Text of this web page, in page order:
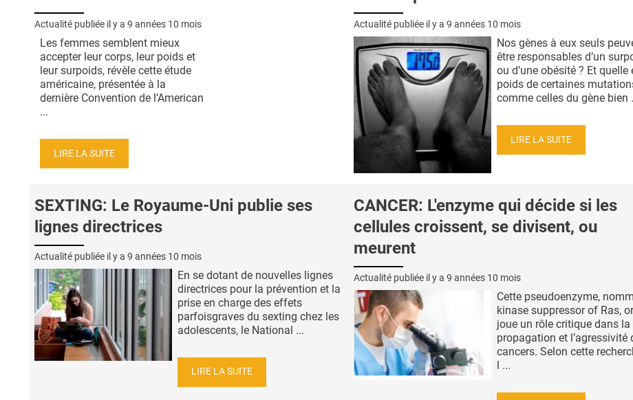
Actualité publiée il y a 9 années 10 mois
Les femmes semblent mieux
accepter leur corps, leur poids et
leur surpoids, révèle cette étude
américaine, présentée à la
dernière Convention de l’American
...
LIRE LA SUITE
Actualité publiée il y a 9 années 10 mois
Nos gènes à eux seuls
être responsables d’un
ou d’une obésité ? Et quelle
poids de certaines
comme celles du gène bien
LIRE LA SUITE
SEXTING: Le Royaume-Uni publie ses
lignes directrices
Actualité publiée il y a 9 années 10 mois
En se dotant de nouvelles lignes
directrices pour la prévention et la
prise en charge des effets
parfoisgraves du sexting chez les
adolescents, le National ...
LIRE LA SUITE
CANCER: L'enzyme qui décide si les
cellules croissent, se divisent, ou
meurent
Actualité publiée il y a 9 années 10 mois
Cette pseudoenzyme,
kinase suppressor of Ras,
joue un rôle critique dans la
propagation et l’agressivité
cancers. Selon cette
l ...